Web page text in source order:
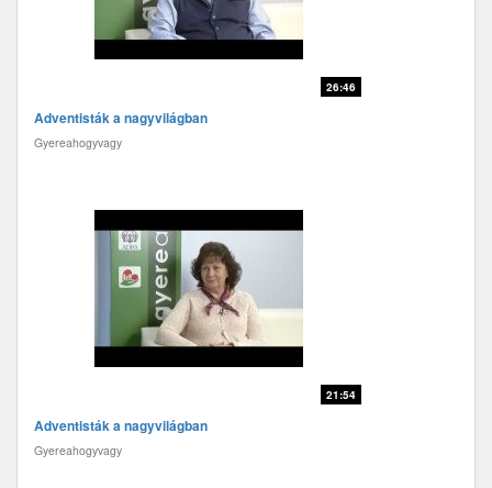
26:46
Adventisták a nagyvilágban
Gyereahogyvagy
21:54
Adventisták a nagyvilágban
Gyereahogyvagy